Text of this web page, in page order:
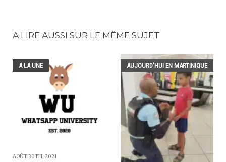
A LIRE AUSSI SUR LE MÊME SUJET
A LA UNE
AOÛT 30TH, 2021
AUJOURD'HUI EN MARTINIQUE